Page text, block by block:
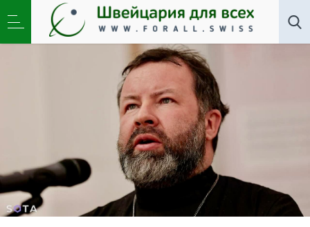
Новости ,Общество»Андрей Кордочкин: «Иисус
Христос для Путина – слабак»